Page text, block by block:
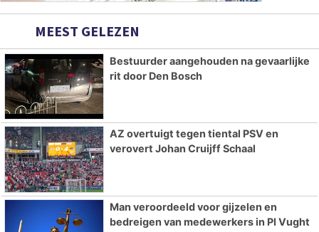
MEEST GELEZEN
Bestuurder aangehouden na gevaarlijke
rit door Den Bosch
AZ overtuigt tegen tiental PSV en
verovert Johan Cruijff Schaal
Man veroordeeld voor gijzelen en
bedreigen van medewerkers in PI Vught